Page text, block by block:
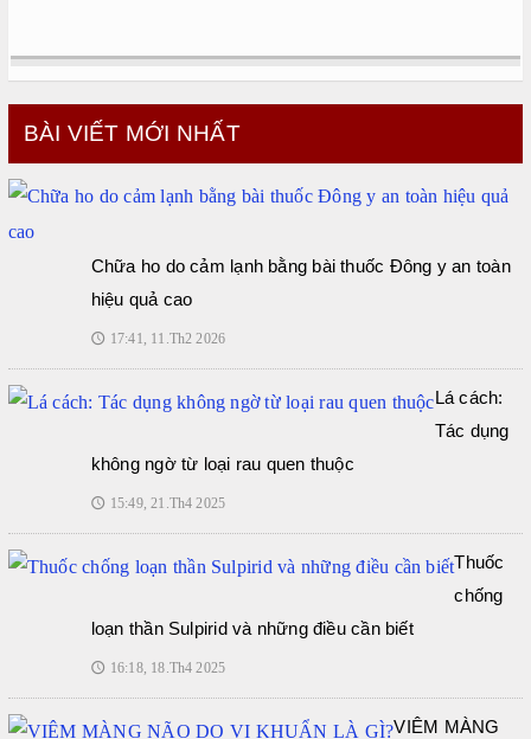
BÀI VIẾT MỚI NHẤT
Chữa ho do cảm lạnh bằng bài thuốc Đông y an toàn
hiệu quả cao
🕔 17:41, 11.Th2 2026
Lá cách:
Tác dụng
không ngờ từ loại rau quen thuộc
🕔 15:49, 21.Th4 2025
Thuốc
chống
loạn thần Sulpirid và những điều cần biết
🕔 16:18, 18.Th4 2025
VIÊM MÀNG